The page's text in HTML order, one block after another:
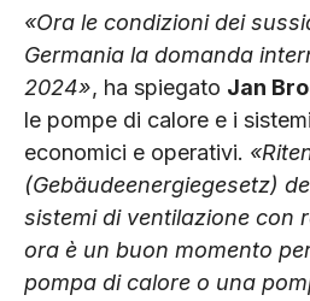
«Ora le condizioni dei
Germania la domanda
2024», ha spiegato Jan
le pompe di calore e i
economici e operativi.
(Gebäudeenergiegesetz)
sistemi di ventilazione con
ora è un buon momento
pompa di calore o una